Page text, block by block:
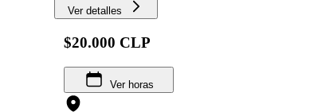
Ver detalles
$20.000 CLP
Ver horas